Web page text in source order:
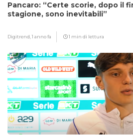
Pancaro: “Certe scorie, dopo il
stagione, sono inevitabili”
Digitrend,1 anno fa 1 min di lettura